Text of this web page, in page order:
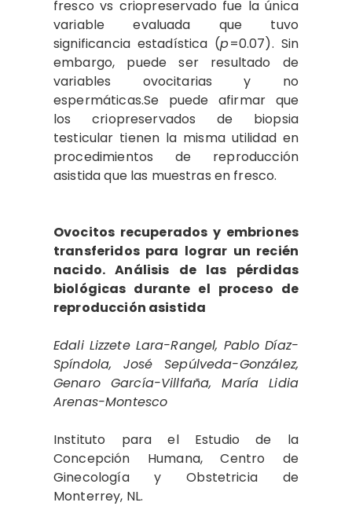
fresco vs criopreservado fue la única
variable evaluada que tuvo
significancia estadística (p=0.07). Sin
embargo, puede ser resultado de
variables ovocitarias y no
espermáticas.Se puede afirmar que
los criopreservados de biopsia
testicular tienen la misma utilidad en
procedimientos de reproducción
asistida que las muestras en fresco.
Ovocitos recuperados y embriones
transferidos para lograr un recién
nacido. Análisis de las pérdidas
biológicas durante el proceso de
reproducción asistida
Edali Lizzete Lara-Rangel, Pablo Díaz-
Spíndola, José Sepúlveda-González,
Genaro García-Villfaña, María Lidia
Arenas-Montesco
Instituto para el Estudio de la
Concepción Humana, Centro de
Ginecología y Obstetricia de
Monterrey, NL.